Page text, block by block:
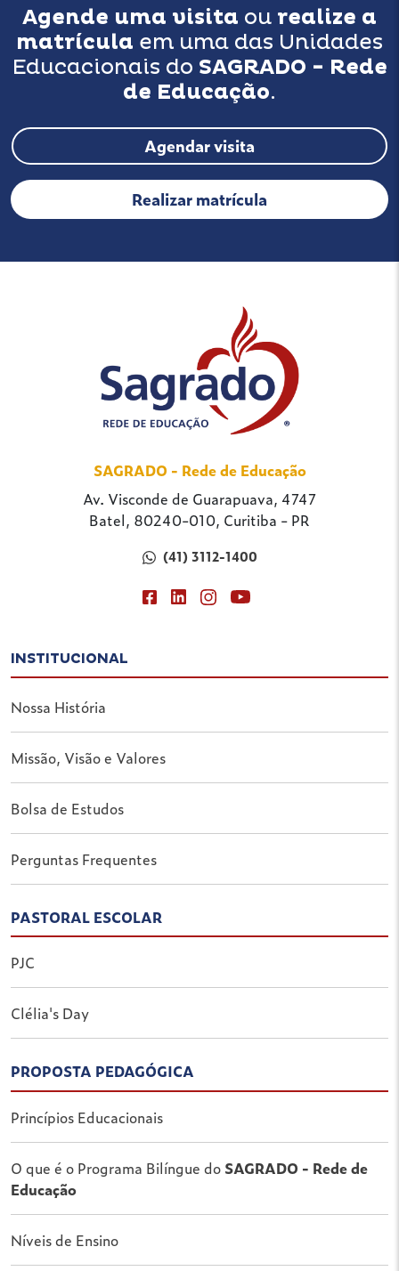
Agende uma visita ou realize a
matrícula em uma das Unidades
Educacionais do SAGRADO - Rede
de Educação.
Agendar visita
Realizar matrícula
SAGRADO - Rede de Educação
Av. Visconde de Guarapuava, 4747
Batel, 80240-010, Curitiba - PR
(41) 3112-1400
INSTITUCIONAL
Nossa História
Missão, Visão e Valores
Bolsa de Estudos
Perguntas Frequentes
PASTORAL ESCOLAR
PJC
Clélia's Day
PROPOSTA PEDAGÓGICA
Princípios Educacionais
O que é o Programa Bilíngue do SAGRADO - Rede de
Educação
Níveis de Ensino